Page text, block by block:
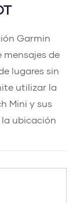
Garmin
mensajes de
lugares sin
utilizar la
Mini y sus
ubicación